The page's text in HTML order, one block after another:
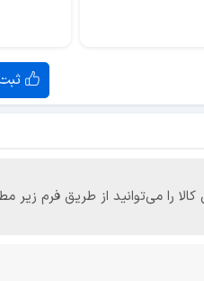
کالا را می‌توانید از طریق فرم